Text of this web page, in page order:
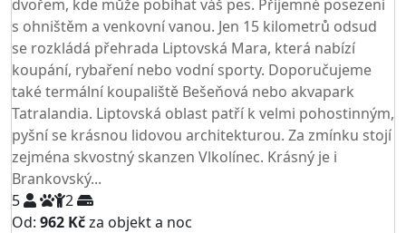
dvořem, kde může pobíhat váš pes. Příjemné posezení
s ohništěm a venkovní vanou. Jen 15 kilometrů odsud
se rozkládá přehrada Liptovská Mara, která nabízí
koupání, rybaření nebo vodní sporty. Doporučujeme
také termální koupaliště Bešeňová nebo akvapark
Tatralandia. Liptovská oblast patří k velmi pohostinným,
pyšní se krásnou lidovou architekturou. Za zmínku stojí
zejména skvostný skanzen Vlkolínec. Krásný je i
Brankovský...
5
2
Od: 962 Kčza objekt a noc